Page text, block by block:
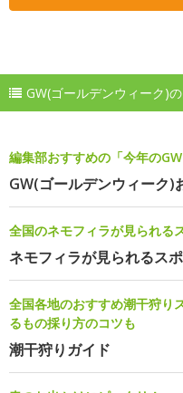
GW(ゴールデンウィーク)
編集部おすすめの「今年の
GW(ゴールデンウィーク)
全国のネモフィラが見られる
ネモフィラが見られるス
全国各地のおすすめ潮干狩り
るもの採り方のコツも
潮干狩りガイド